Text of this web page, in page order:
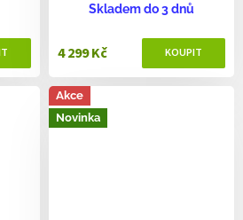
Skladem do 3 dnů
4 299 Kč
Akce
Novinka